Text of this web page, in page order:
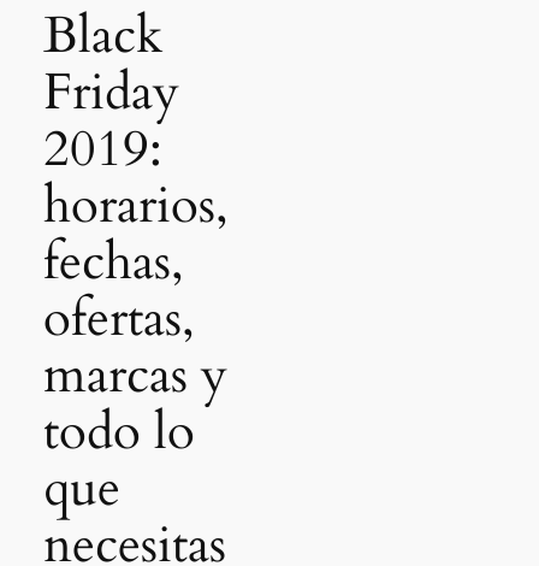
Black
Friday
2019:
horarios,
fechas,
ofertas,
marcas y
todo lo
que
necesitas